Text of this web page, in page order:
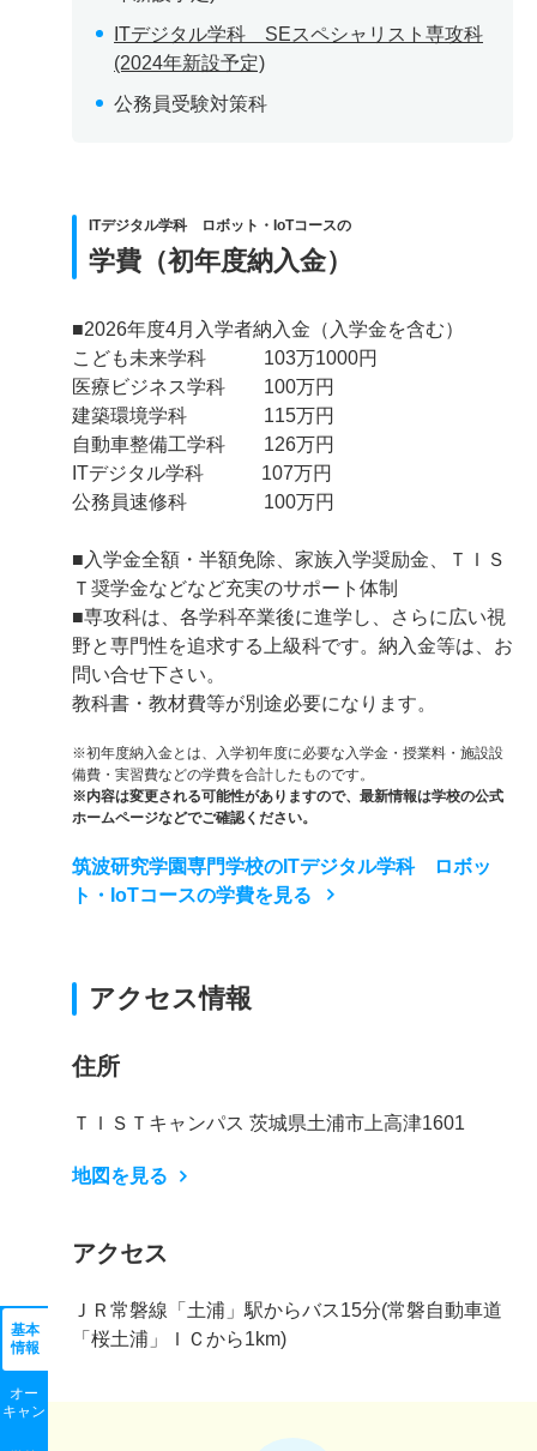
基本
情報
オー
キャン
ITデジタル学科 SEスペシャリスト専攻科
(2024年新設予定)
公務員受験対策科
ITデジタル学科 ロボット・IoTコースの
学費（初年度納入金）
■2026年度4月入学者納入金（入学金を含む）
こども未来学科 103万1000円
医療ビジネス学科 100万円
建築環境学科 115万円
自動車整備工学科 126万円
ITデジタル学科 107万円
公務員速修科 100万円
■入学金全額・半額免除、家族入学奨励金、ＴＩＳ
Ｔ奨学金などなど充実のサポート体制
■専攻科は、各学科卒業後に進学し、さらに広い視
野と専門性を追求する上級科です。納入金等は、お
問い合せ下さい。
教科書・教材費等が別途必要になります。
※初年度納入金とは、入学初年度に必要な入学金・授業料・施設設
備費・実習費などの学費を合計したものです。
※内容は変更される可能性がありますので、最新情報は学校の公式
ホームページなどでご確認ください。
筑波研究学園専門学校のITデジタル学科 ロボッ
ト・IoTコースの学費を見る
アクセス情報
住所
ＴＩＳＴキャンパス 茨城県土浦市上高津1601
地図を見る
アクセス
ＪＲ常磐線「土浦」駅からバス15分(常磐自動車道
「桜土浦」ＩＣから1km)